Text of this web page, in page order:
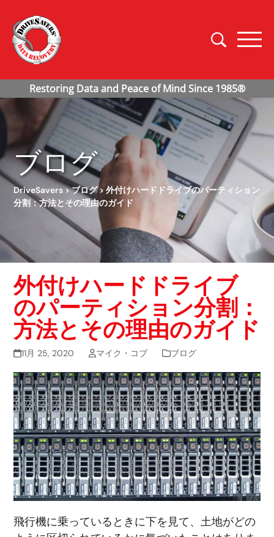
ブログ
DriveSavers>ブログ>外付けハードドライブのパーティション
分割：方法とその理由のガイド
外付けハードドライブ
のパーティション分割：
方法とその理由のガイド
11月 25, 2020 マイク・コブ ブログ
飛行機に乗っているときに下を見て、土地がどの